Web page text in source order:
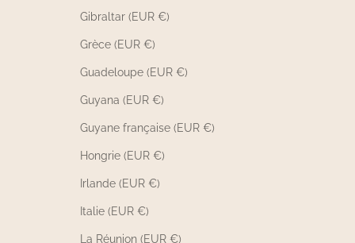
Gibraltar (EUR €)
Grèce (EUR €)
Guadeloupe (EUR €)
Guyana (EUR €)
Guyane française (EUR €)
Hongrie (EUR €)
Irlande (EUR €)
Italie (EUR €)
La Réunion (EUR €)